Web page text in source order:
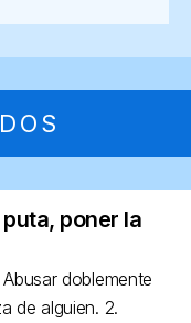
poner la
doblemente
de alguien. 2.